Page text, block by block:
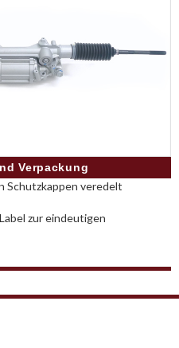
Verpackung
Schutzkappen veredelt
zur eindeutigen